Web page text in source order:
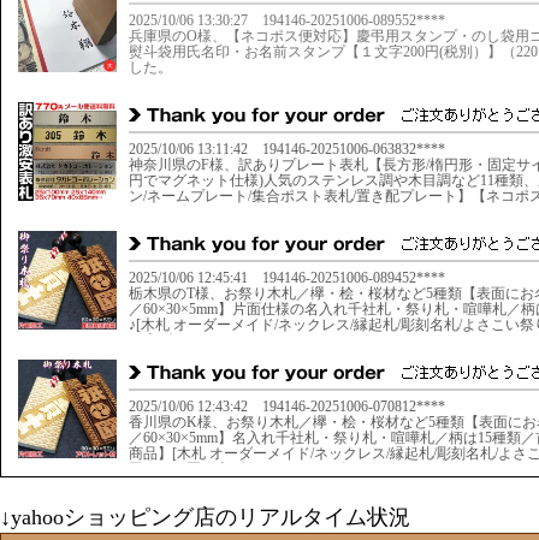
↓yahooショッピング店のリアルタイム状況